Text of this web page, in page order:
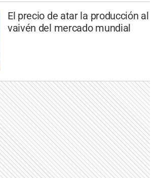
El precio de atar la producción al
vaivén del mercado mundial